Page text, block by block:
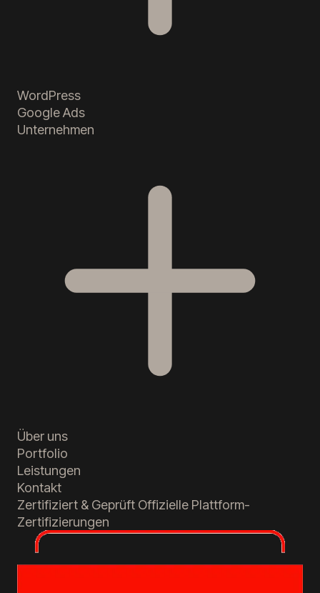
WordPress
Google Ads
Unternehmen
Über uns
Portfolio
Leistungen
Kontakt
Zertifiziert & Geprüft Offizielle Plattform-
Zertifizierungen